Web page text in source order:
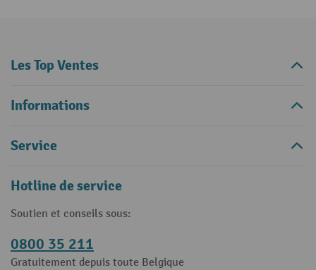
Les Top Ventes
Informations
Service
Hotline de service
Soutien et conseils sous:
0800 35 211
Gratuitement depuis toute Belgique